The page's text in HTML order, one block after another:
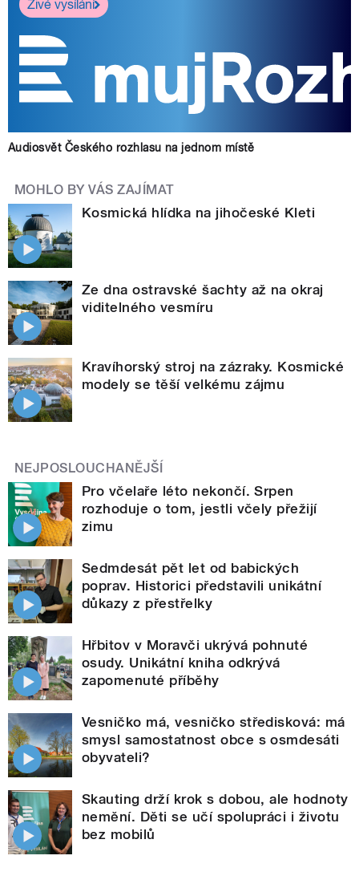
Živé vysílání
Audiosvět Českého rozhlasu na jednom místě
MOHLO BY VÁS ZAJÍMAT
Kosmická hlídka na jihočeské Kleti
Ze dna ostravské šachty až na okraj
viditelného vesmíru
Kravíhorský stroj na zázraky. Kosmické
modely se těší velkému zájmu
NEJPOSLOUCHANĚJŠÍ
Pro včelaře léto nekončí. Srpen
rozhoduje o tom, jestli včely přežijí
zimu
Sedmdesát pět let od babických
poprav. Historici představili unikátní
důkazy z přestřelky
Hřbitov v Moravči ukrývá pohnuté
osudy. Unikátní kniha odkrývá
zapomenuté příběhy
Vesničko má, vesničko středisková: má
smysl samostatnost obce s osmdesáti
obyvateli?
Skauting drží krok s dobou, ale hodnoty
nemění. Děti se učí spolupráci i životu
bez mobilů